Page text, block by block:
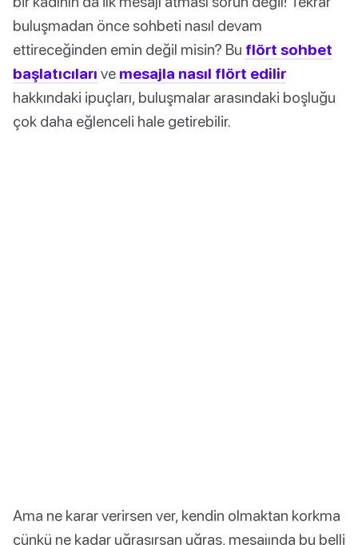
buluşmadan önce sohbeti nasıl devam
ettireceğinden emin değil misin? Bu flört sohbet
başlatıcıları ve mesajla nasıl flört edilir
hakkındaki ipuçları, buluşmalar arasındaki boşluğu
çok daha eğlenceli hale getirebilir.
Ama ne karar verirsen ver, kendin olmaktan korkma
çünkü ne kadar uğraşırsan uğraş, mesajında bu belli